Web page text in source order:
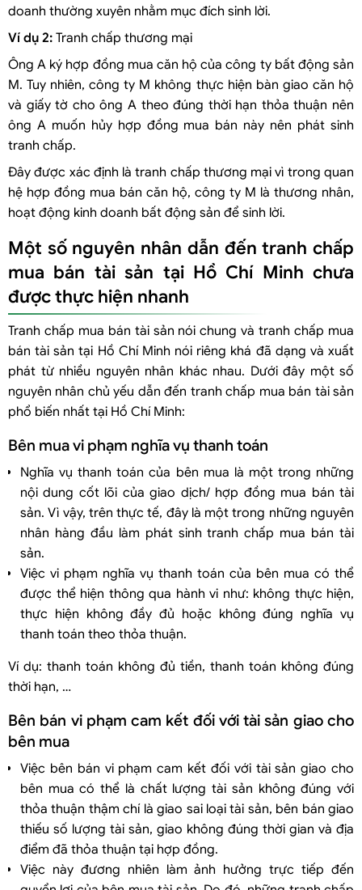
doanh thường xuyên nhằm mục đích sinh lời.
Ví dụ 2: Tranh chấp thương mại
Ông A ký hợp đồng mua căn hộ của công ty bất động sản
M. Tuy nhiên, công ty M không thực hiện bàn giao căn hộ
và giấy tờ cho ông A theo đúng thời hạn thỏa thuận nên
ông A muốn hủy hợp đồng mua bán này nên phát sinh
tranh chấp.
Đây được xác định là tranh chấp thương mại vì trong quan
hệ hợp đồng mua bán căn hộ, công ty M là thương nhân,
hoạt động kinh doanh bất động sản để sinh lời.
Một số nguyên nhân dẫn đến tranh chấp
mua bán tài sản tại Hồ Chí Minh chưa
được thực hiện nhanh
Tranh chấp mua bán tài sản nói chung và tranh chấp mua
bán tài sản tại Hồ Chí Minh nói riêng khá đã dạng và xuất
phát từ nhiều nguyên nhân khác nhau. Dưới đây một số
nguyên nhân chủ yếu dẫn đến tranh chấp mua bán tài sản
phổ biến nhất tại Hồ Chí Minh:
Bên mua vi phạm nghĩa vụ thanh toán
Nghĩa vụ thanh toán của bên mua là một trong những
nội dung cốt lõi của giao dịch/ hợp đồng mua bán tài
sản. Vì vậy, trên thực tế, đây là một trong những nguyên
nhân hàng đầu làm phát sinh tranh chấp mua bán tài
sản.
Việc vi phạm nghĩa vụ thanh toán của bên mua có thể
được thể hiện thông qua hành vi như: không thực hiện,
thực hiện không đầy đủ hoặc không đúng nghĩa vụ
thanh toán theo thỏa thuận.
Ví dụ: thanh toán không đủ tiền, thanh toán không đúng
thời hạn, …
Bên bán vi phạm cam kết đối với tài sản giao cho
bên mua
Việc bên bán vi phạm cam kết đối với tài sản giao cho
bên mua có thể là chất lượng tài sản không đúng với
thỏa thuận thậm chí là giao sai loại tài sản, bên bán giao
thiếu số lượng tài sản, giao không đúng thời gian và địa
điểm đã thỏa thuận tại hợp đồng.
Việc này đương nhiên làm ảnh hưởng trực tiếp đến